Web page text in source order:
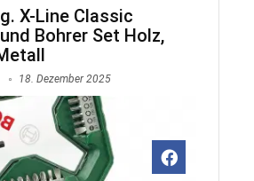
X-Line Classic
Bohrer Set Holz,
18. Dezember 2025